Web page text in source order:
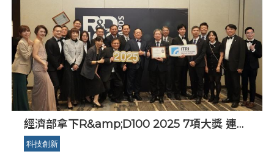
經濟部拿下R&amp;D100 2025 7項大獎 連續
18年獲獎數破百 臺灣科研實力深具國際競爭力
科技創新